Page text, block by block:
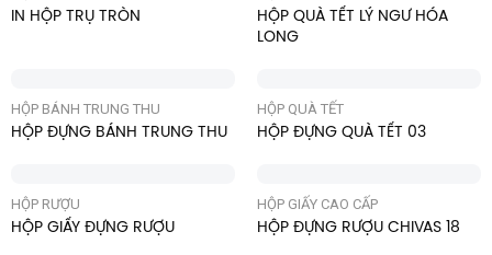
IN HỘP TRỤ TRÒN
HỘP QUÀ TẾT LÝ NGƯ HÓA
LONG
HỘP BÁNH TRUNG THU
HỘP ĐỰNG BÁNH TRUNG THU
HỘP QUÀ TẾT
HỘP ĐỰNG QUÀ TẾT 03
HỘP RƯỢU
HỘP GIẤY ĐỰNG RƯỢU
HỘP GIẤY CAO CẤP
HỘP ĐỰNG RƯỢU CHIVAS 18